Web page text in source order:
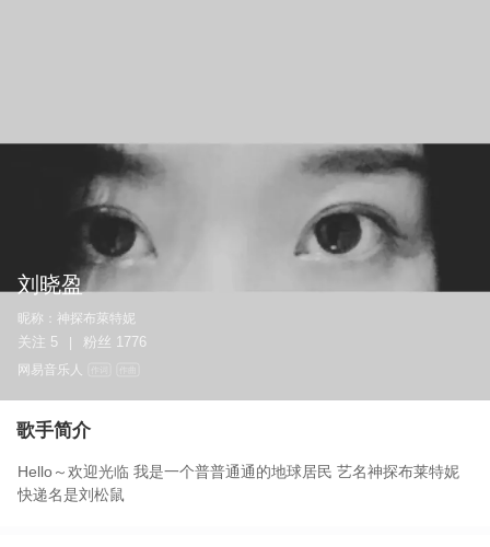
刘晓盈
昵称： 神探布萊特妮
关注 5 粉丝 1776
网易音乐人
歌手简介
Hello～欢迎光临 我是一个普普通通的地球居民 艺名神探布莱特妮
快递名是刘松鼠